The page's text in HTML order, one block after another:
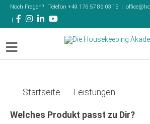
Noch Fragen? Telefon +49 176 57 86 03 15 |
|
Startseite Leistungen
Welches Produkt passt zu Dir?